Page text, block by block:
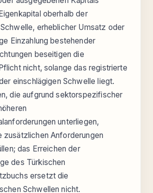
oberhalb der
erheblicher Umsatz oder
Einzahlung bestehender
beseitigen die
nicht, solange das registrierte
einschlägigen Schwelle liegt.
die aufgrund sektorspezifischer
unterliegen,
zusätzlichen Anforderungen
das Erreichen der
des Türkischen
ersetzt die
Schwellen nicht.